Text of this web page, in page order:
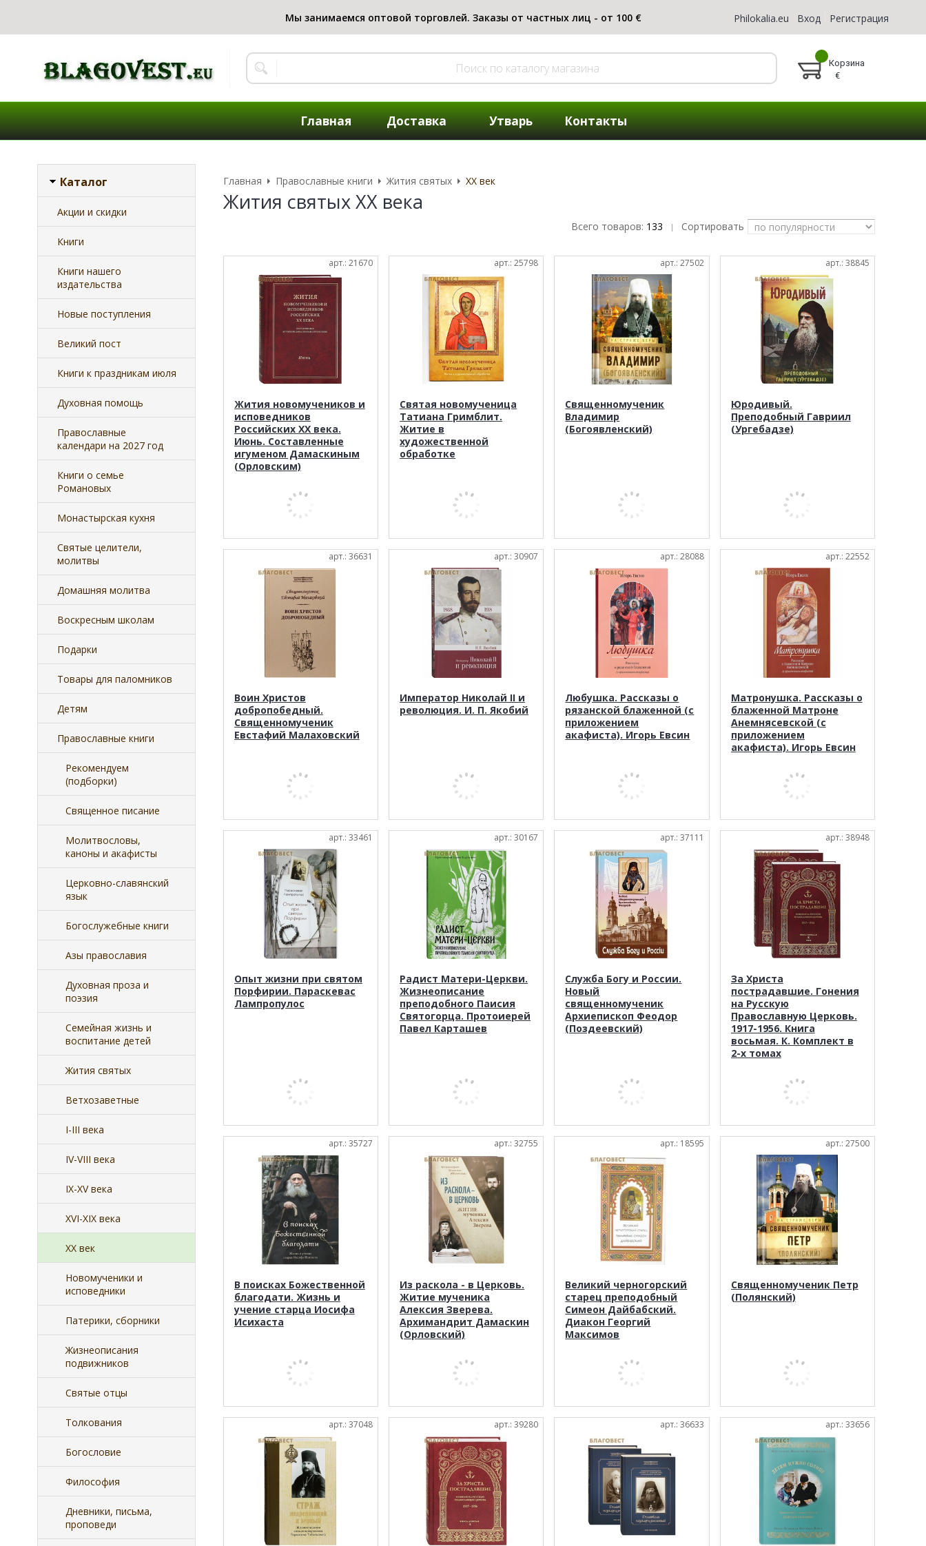
Philokalia.eu Вход Регистрация
Корзина
€
Главная Доставка Утварь Контакты
Каталог
Акции и скидки
Книги
Книги нашего
издательства
Новые поступления
Великий пост
Книги к праздникам июля
Духовная помощь
Православные
календари на 2027 год
Книги о семье
Романовых
Монастырская кухня
Святые целители,
молитвы
Домашняя молитва
Воскресным школам
Подарки
Товары для паломников
Детям
Православные книги
Рекомендуем
(подборки)
Священное писание
Молитвословы,
каноны и акафисты
Церковно-славянский
язык
Богослужебные книги
Азы православия
Духовная проза и
поэзия
Семейная жизнь и
воспитание детей
Жития святых
Ветхозаветные
I-III века
IV-VIII века
IX-XV века
XVI-XIX века
XX век
Новомученики и
исповедники
Патерики, сборники
Жизнеописания
подвижников
Святые отцы
Толкования
Богословие
Философия
Дневники, письма,
проповеди
Главная Православные книги Жития святых XX век
Жития святых XX века
Всего товаров: 133 | Сортировать
арт.: 21670
Жития новомучеников и
исповедников
Российских ХХ века.
Июнь. Составленные
игуменом Дамаскиным
(Орловским)
арт.: 25798
Святая новомученица
Татиана Гримблит.
Житие в
художественной
обработке
арт.: 27502
Священномученик
Владимир
(Богоявленский)
арт.: 38845
Юродивый.
Преподобный Гавриил
(Ургебадзе)
арт.: 36631
Воин Христов
добропобедный.
Священномученик
Евстафий Малаховский
арт.: 30907
Император Николай II и
революция. И. П. Якобий
арт.: 28088
Любушка. Рассказы о
рязанской блаженной (с
приложением
акафиста). Игорь Евсин
арт.: 22552
Матронушка. Рассказы о
блаженной Матроне
Анемнясевской (с
приложением
акафиста). Игорь Евсин
арт.: 33461
Опыт жизни при святом
Порфирии. Параскевас
Лампропулос
арт.: 30167
Радист Матери-Церкви.
Жизнеописание
преподобного Паисия
Святогорца. Протоиерей
Павел Карташев
арт.: 37111
Служба Богу и России.
Новый
священномученик
Архиепископ Феодор
(Поздеевский)
арт.: 38948
За Христа
пострадавшие. Гонения
на Русскую
Православную Церковь.
1917-1956. Книга
восьмая. К. Комплект в
2-х томах
арт.: 35727
В поисках Божественной
благодати. Жизнь и
учение старца Иосифа
Исихаста
арт.: 32755
Из раскола - в Церковь.
Житие мученика
Алексия Зверева.
Архимандрит Дамаскин
(Орловский)
арт.: 18595
Великий черногорский
старец преподобный
Симеон Дайбабский.
Диакон Георгий
Максимов
арт.: 27500
Священномученик Петр
(Полянский)
арт.: 37048 арт.: 39280 арт.: 36633 арт.: 33656